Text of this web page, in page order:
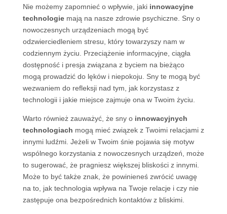
Nie możemy zapomnieć o wpływie, jaki innowacyjne
technologiemają na nasze zdrowie psychiczne. Sny o
nowoczesnych urządzeniach mogą być
odzwierciedleniem stresu, który towarzyszy nam w
codziennym życiu. Przeciążenie informacyjne, ciągła
dostępność i presja związana z byciem na bieżąco
mogą prowadzić do lęków i niepokoju. Sny te mogą być
wezwaniem do refleksji nad tym, jak korzystasz z
technologii i jakie miejsce zajmuje ona w Twoim życiu.
Warto również zauważyć, że sny o innowacyjnych
technologiach mogą mieć związek z Twoimi relacjami z
innymi ludźmi. Jeżeli w Twoim śnie pojawia się motyw
wspólnego korzystania z nowoczesnych urządzeń, może
to sugerować, że pragniesz większej bliskości z innymi.
Może to być także znak, że powinieneś zwrócić uwagę
na to, jak technologia wpływa na Twoje relacje i czy nie
zastępuje ona bezpośrednich kontaktów z bliskimi.